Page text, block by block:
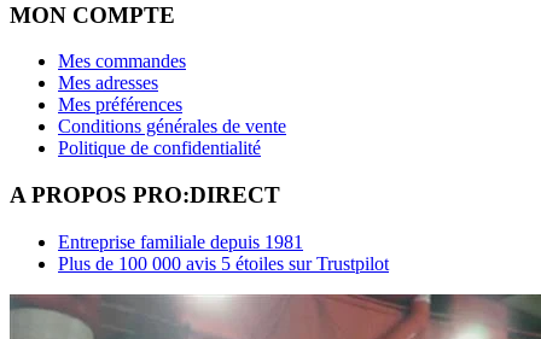
MON COMPTE
Mes commandes
Mes adresses
Mes préférences
Conditions générales de vente
Politique de confidentialité
A PROPOS PRO:DIRECT
Entreprise familiale depuis 1981
Plus de 100 000 avis 5 étoiles sur Trustpilot